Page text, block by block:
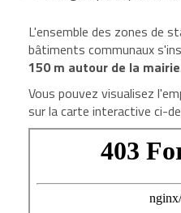
L'ensemble des zones de
bâtiments communaux
150 m autour de la mairie.
Vous pouvez visualisez
sur la carte interactive ci-